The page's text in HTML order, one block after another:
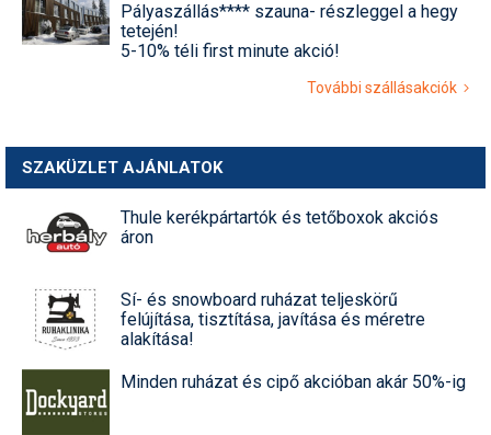
Pályaszállás**** szauna- részleggel a hegy
tetején!
5-10% téli first minute akció!
További szállásakciók
SZAKÜZLET AJÁNLATOK
Thule kerékpártartók és tetőboxok akciós
áron
Sí- és snowboard ruházat teljeskörű
felújítása, tisztítása, javítása és méretre
alakítása!
Minden ruházat és cipő akcióban akár 50%-ig